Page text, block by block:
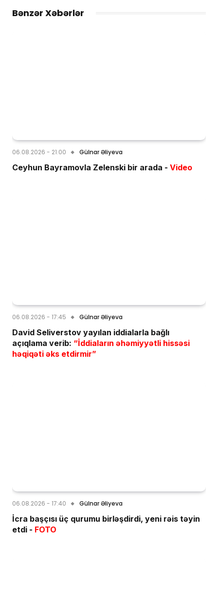
Bənzər Xəbərlər
06.08.2026 - 21:00 Gülnar Əliyeva
Ceyhun Bayramovla Zelenski bir arada - Video
06.08.2026 - 17:45 Gülnar Əliyeva
David Seliverstov yayılan iddialarla bağlı
açıqlama verib: “İddiaların əhəmiyyətli hissəsi
həqiqəti əks etdirmir”
06.08.2026 - 17:40 Gülnar Əliyeva
İcra başçısı üç qurumu birləşdirdi, yeni rəis təyin
etdi - FOTO